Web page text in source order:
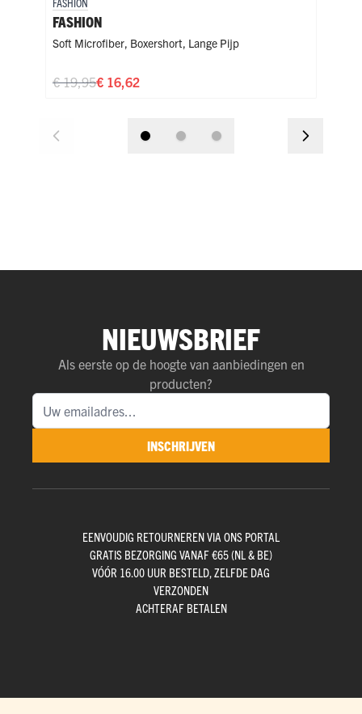
FASHION
Soft Microfiber, Boxershort, Lange Pijp
€ 16,62
€ 19,95
NIEUWSBRIEF
Als eerste op de hoogte van aanbiedingen en
producten?
INSCHRIJVEN
EENVOUDIG RETOURNEREN VIA ONS PORTAL
GRATIS BEZORGING VANAF €65 (NL & BE)
VÓÓR 16.00 UUR BESTELD, ZELFDE DAG
VERZONDEN
ACHTERAF BETALEN